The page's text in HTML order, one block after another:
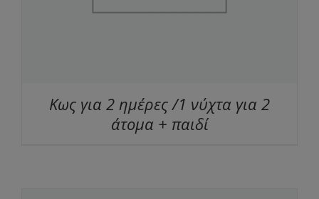
Κως για 2 ημέρες /1 νύχτα για 2
άτομα + παιδί